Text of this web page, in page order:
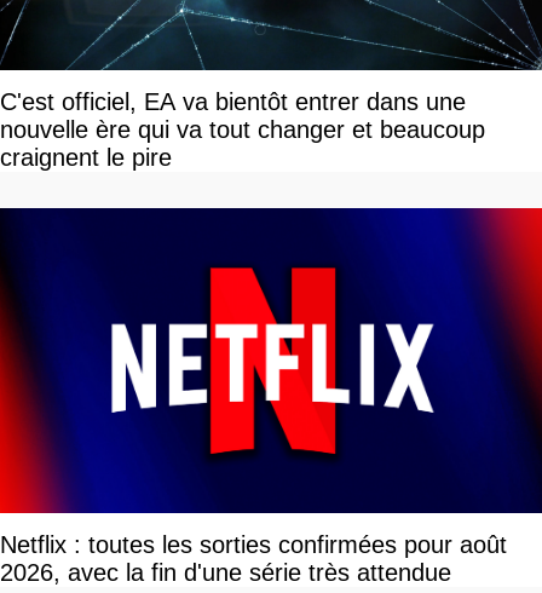
C'est officiel, EA va bientôt entrer dans une
nouvelle ère qui va tout changer et beaucoup
craignent le pire
Netflix : toutes les sorties confirmées pour août
2026, avec la fin d'une série très attendue